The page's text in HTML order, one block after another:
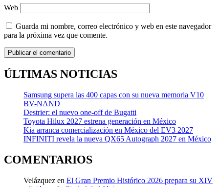
Web
Guarda mi nombre, correo electrónico y web en este navegador
para la próxima vez que comente.
ÚLTIMAS NOTICIAS
Samsung supera las 400 capas con su nueva memoria V10
BV-NAND
Destrier: el nuevo one-off de Bugatti
Toyota Hilux 2027 estrena generación en México
Kia arranca comercialización en México del EV3 2027
INFINITI revela la nueva QX65 Autograph 2027 en México
COMENTARIOS
Velázquez en El Gran Premio Histórico 2026 prepara su XIV